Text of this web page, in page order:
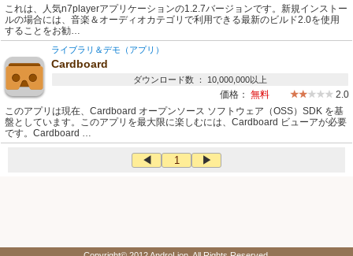
これは、人気n7playerアプリケーションの1.2.7バージョンです。新規インストー
ルの場合には、音楽＆オーディオカテゴリで利用できる最新のビルド2.0を使用
することをお勧…
ライブラリ＆デモ（アプリ）
Cardboard
ダウンロード数 ： 10,000,000以上
価格： 無料
2.0
このアプリは現在、Cardboard オープンソース ソフトウェア（OSS）SDK を基
盤としています。このアプリを最大限に楽しむには、Cardboard ビューアが必要
です。Cardboard …
◀ 1 ▶